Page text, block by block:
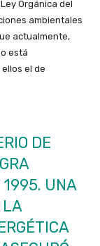
Orgánica del
ambientales
actualmente,
está
el de
DE
1995. UNA
LA